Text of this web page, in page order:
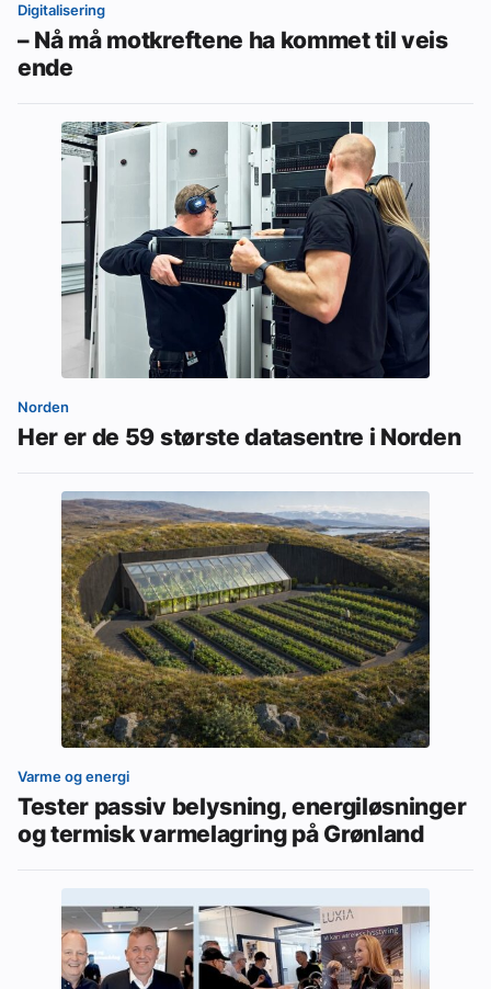
Digitalisering
– Nå må motkreftene ha kommet til veis
ende
Norden
Her er de 59 største datasentre i Norden
Varme og energi
Tester passiv belysning, energiløsninger
og termisk varmelagring på Grønland